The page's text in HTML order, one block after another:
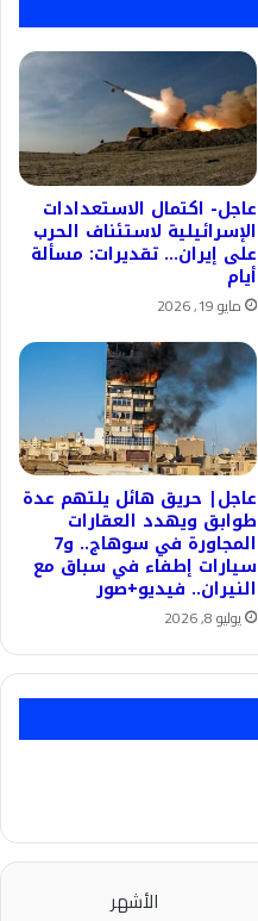
عاجل- اكتمال الاستعدادات
الإسرائيلية لاستئناف الحرب
على إيران… تقديرات: مسألة
أيام
مايو 19, 2026
عاجل| حريق هائل يلتهم عدة
طوابق ويهدد العقارات
المجاورة في سوهاج.. و7
سيارات إطفاء في سباق مع
النيران.. فيديو+صور
يوليو 8, 2026
الأشهر